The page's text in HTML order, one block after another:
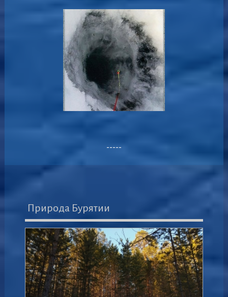
-----
Природа Бурятии